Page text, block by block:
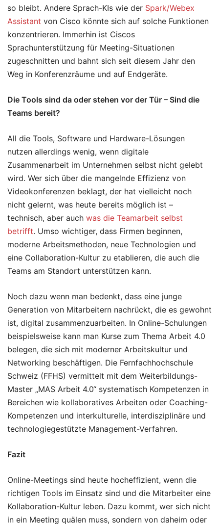
so bleibt. Andere Sprach-KIs wie der Spark/Webex
Assistant von Cisco könnte sich auf solche Funktionen
konzentrieren. Immerhin ist Ciscos
Sprachunterstützung für Meeting-Situationen
zugeschnitten und bahnt sich seit diesem Jahr den
Weg in Konferenzräume und auf Endgeräte.
Die Tools sind da oder stehen vor der Tür – Sind die
Teams bereit?
All die Tools, Software und Hardware-Lösungen
nutzen allerdings wenig, wenn digitale
Zusammenarbeit im Unternehmen selbst nicht gelebt
wird. Wer sich über die mangelnde Effizienz von
Videokonferenzen beklagt, der hat vielleicht noch
nicht gelernt, was heute bereits möglich ist –
technisch, aber auch was die Teamarbeit selbst
betrifft. Umso wichtiger, dass Firmen beginnen,
moderne Arbeitsmethoden, neue Technologien und
eine Collaboration-Kultur zu etablieren, die auch die
Teams am Standort unterstützen kann.
Noch dazu wenn man bedenkt, dass eine junge
Generation von Mitarbeitern nachrückt, die es gewohnt
ist, digital zusammenzuarbeiten. In Online-Schulungen
beispielsweise kann man Kurse zum Thema Arbeit 4.0
belegen, die sich mit moderner Arbeitskultur und
Networking beschäftigen. Die Fernfachhochschule
Schweiz (FFHS) vermittelt mit dem Weiterbildungs-
Master „MAS Arbeit 4.0“ systematisch Kompetenzen in
Bereichen wie kollaboratives Arbeiten oder Coaching-
Kompetenzen und interkulturelle, interdisziplinäre und
technologiegestützte Management-Verfahren.
Fazit
Online-Meetings sind heute hocheffizient, wenn die
richtigen Tools im Einsatz sind und die Mitarbeiter eine
Kollaboration-Kultur leben. Dazu kommt, wer sich nicht
in ein Meeting quälen muss, sondern von daheim oder